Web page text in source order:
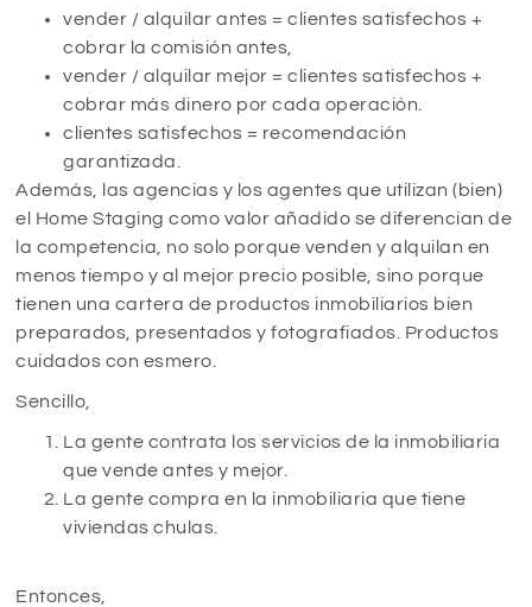
vender / alquilar antes = clientes satisfechos +
cobrar la comisión antes,
vender / alquilar mejor = clientes satisfechos +
cobrar más dinero por cada operación.
clientes satisfechos = recomendación
garantizada.
Además, las agencias y los agentes que utilizan (bien)
el Home Staging como valor añadido se diferencian de
la competencia, no solo porque venden y alquilan en
menos tiempo y al mejor precio posible, sino porque
tienen una cartera de productos inmobiliarios bien
preparados, presentados y fotografiados. Productos
cuidados con esmero.
Sencillo,
La gente contrata los servicios de la inmobiliaria
que vende antes y mejor.
La gente compra en la inmobiliaria que tiene
viviendas chulas.
Entonces,